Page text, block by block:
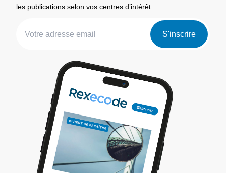
les publications selon vos centres d’intérêt.
S'inscrire